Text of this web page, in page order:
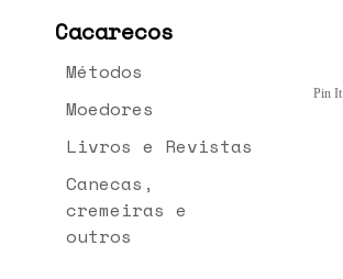
Cacarecos
Métodos
Moedores
Livros e Revistas
Canecas,
cremeiras e
outros
Pin It